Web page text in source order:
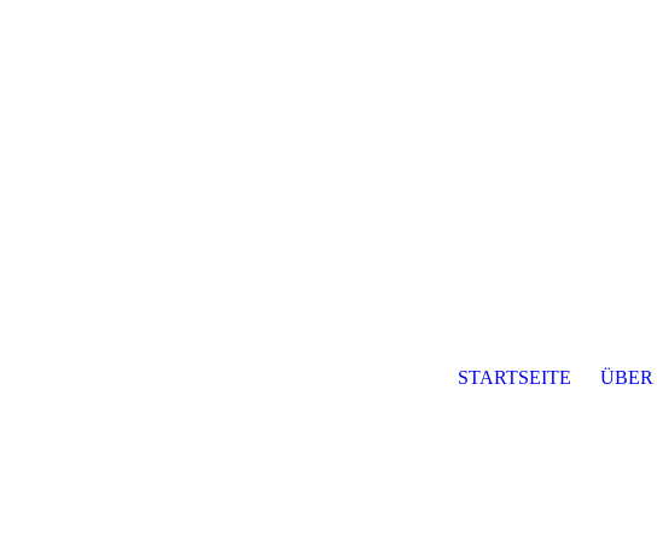
STARTSEITE ÜBER